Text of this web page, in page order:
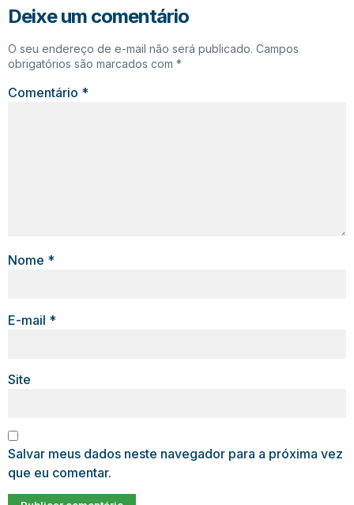
Deixe um comentário
O seu endereço de e-mail não será publicado. Campos
obrigatórios são marcados com *
Comentário *
Nome *
E-mail *
Site
Salvar meus dados neste navegador para a próxima vez
que eu comentar.